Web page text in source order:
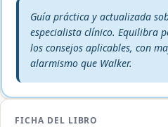
Veredicto editorial:
Guía práctica y actualizada
especialista clínico. Equilibra
los consejos aplicables, con
alarmismo que Walker.
FICHA DEL LIBRO